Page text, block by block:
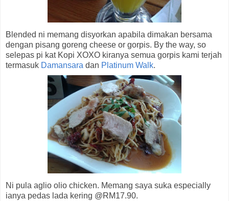
Blended ni memang disyorkan apabila dimakan bersama
dengan pisang goreng cheese or gorpis. By the way, so
selepas pi kat Kopi XOXO kiranya semua gorpis kami terjah
termasuk Damansara dan Platinum Walk.
Ni pula aglio olio chicken. Memang saya suka especially
ianya pedas lada kering @RM17.90.